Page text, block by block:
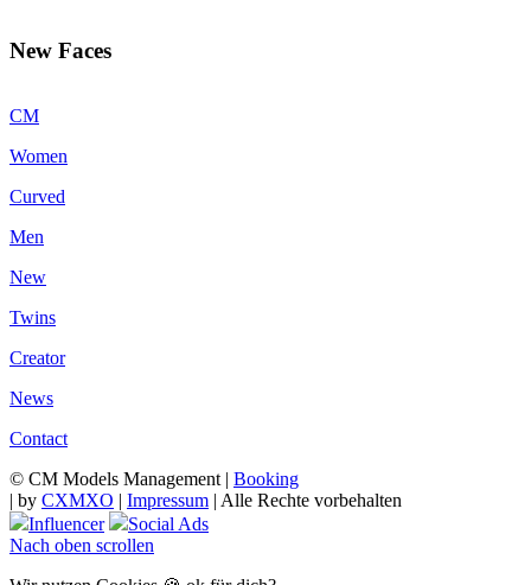
New Faces
CM
Women
Curved
Men
New
Twins
Creator
News
Contact
© CM Models Management | Booking
| by CXMXO | Impressum | Alle Rechte vorbehalten
Influencer
Social Ads
Nach oben scrollen